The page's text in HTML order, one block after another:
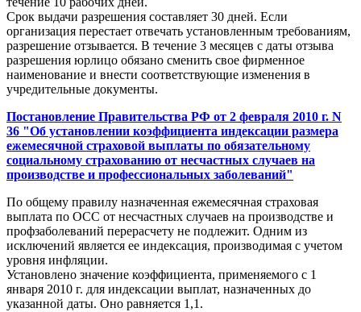
Срок выдачи разрешения составляет 30 дней. Если
организация перестает отвечать установленным требованиям,
разрешение отзывается. В течение 3 месяцев с даты отзыва
разрешения юрлицо обязано сменить свое фирменное
наименование и внести соответствующие изменения в
учредительные документы.
Постановление Правительства РФ от 2 февраля 2010 г. N
36 "Об установлении коэффициента индексации размера
ежемесячной страховой выплаты по обязательному
социальному страхованию от несчастных случаев на
производстве и профессиональных заболеваний"
По общему правилу назначенная ежемесячная страховая
выплата по ОСС от несчастных случаев на производстве и
профзаболеваний перерасчету не подлежит. Одним из
исключений является ее индексация, производимая с учетом
уровня инфляции.
Установлено значение коэффициента, применяемого с 1
января 2010 г. для индексации выплат, назначенных до
указанной даты. Оно равняется 1,1.